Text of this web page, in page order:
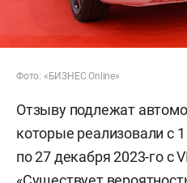
Фото: «БИЗНЕС Online»
Отзыву подлежат
которые реализовали c
по 27 декабря 2023-го с